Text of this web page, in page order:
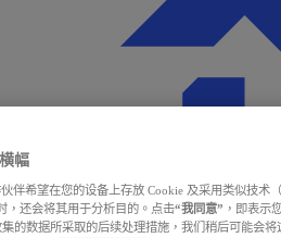
幅
伴希望在您的设备上存放 Cookie 及采用类似技术
，还会将其用于分析目的。点击“我同意” ，即表示
的数据所采取的后续处理措施，我们稍后可能会